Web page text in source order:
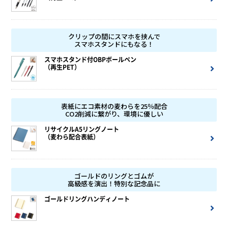
クリップの間にスマホを挟んで
スマホスタンドにもなる！
スマホスタンド付OBPボールペン
（再生PET）
表紙にエコ素材の麦わらを25％配合
CO2削減に繋がり、環境に優しい
リサイクルA5リングノート
（麦わら配合表紙）
ゴールドのリングとゴムが
高級感を演出！特別な記念品に
ゴールドリングハンディノート